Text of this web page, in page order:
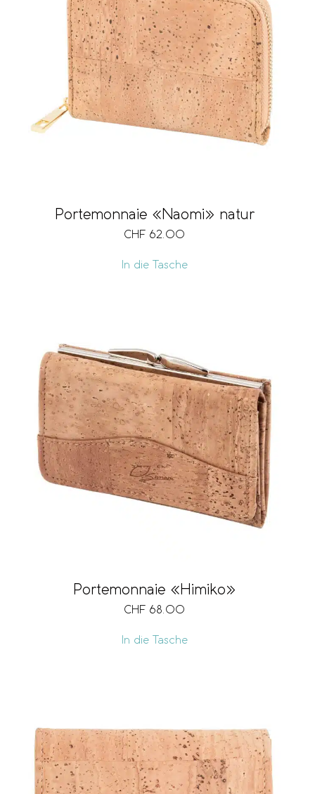
Portemonnaie «Naomi» natur
CHF 62.00
In die Tasche
Portemonnaie «Himiko»
CHF 68.00
In die Tasche